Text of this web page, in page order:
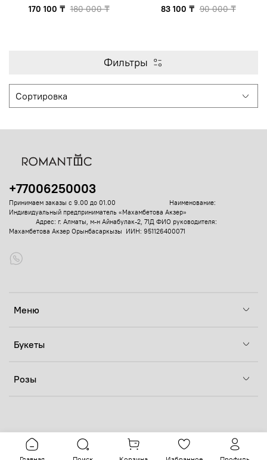
170 100 ₸ 180 000 ₸
83 100 ₸ 90 000 ₸
Фильтры
Меню
Букеты
Розы
+77006250003
Принимаем заказы с 9.00 до 01.00 Наименование:
Индивидуальный предприниматель «Махамбетова Акзер»
Адрес: г. Алматы, м-н Айнабулак-2, 71Д ФИО руководителя:
Махамбетова Акзер Орынбасаркызы ИИН: 951126400071